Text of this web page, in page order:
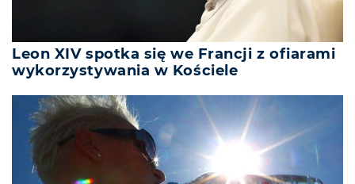
Leon XIV spotka się we Francji z ofiarami
wykorzystywania w Kościele